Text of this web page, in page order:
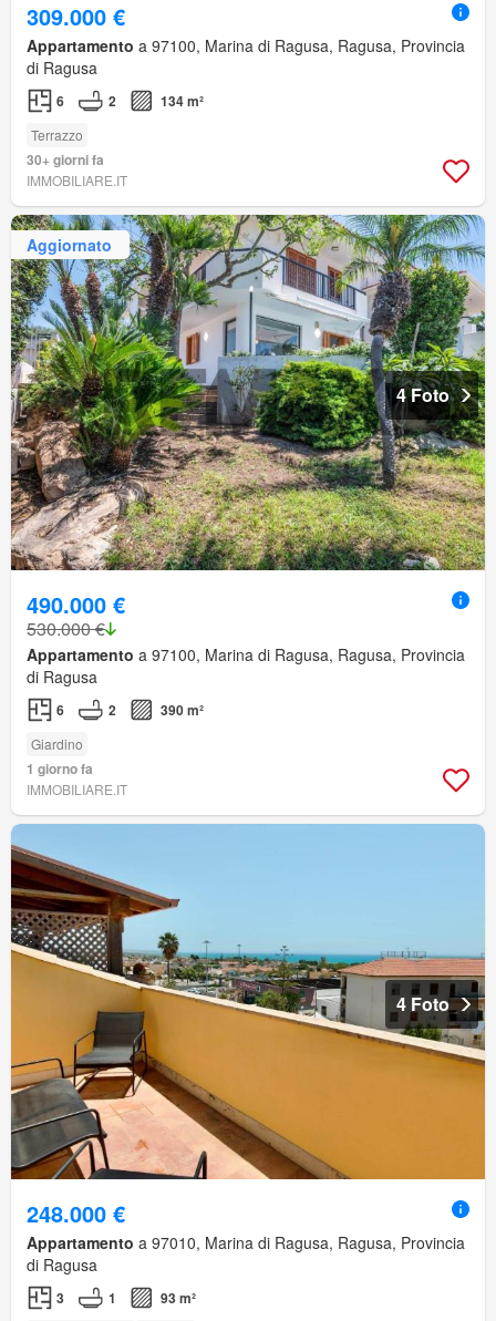
309.000 €
Appartamento a 97100, Marina di Ragusa, Ragusa, Provincia
di Ragusa
6 2 134 m²
Terrazzo
30+ giorni fa
IMMOBILIARE.IT
Aggiornato
4 Foto
490.000 €
530.000 €
Appartamento a 97100, Marina di Ragusa, Ragusa, Provincia
di Ragusa
6 2 390 m²
Giardino
1 giorno fa
IMMOBILIARE.IT
4 Foto
248.000 €
Appartamento a 97010, Marina di Ragusa, Ragusa, Provincia
di Ragusa
3 1 93 m²